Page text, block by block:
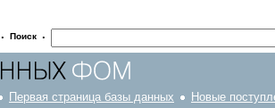
· Поиск ·
Первая страница базы данных Новые